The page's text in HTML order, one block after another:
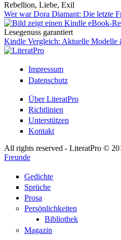
Rebellion, Liebe, Exil
Wer war Dora Diamant: Die letzte
Lesegenuss garantiert
Kindle Vergleich: Aktuelle Modelle
Impressum
Datenschutz
Über LiteratPro
Richtlinien
Unterstützen
Kontakt
All rights reserved - LiteratPro ©
Freunde
Gedichte
Sprüche
Prosa
Persönlichkeiten
Bibliothek
Magazin